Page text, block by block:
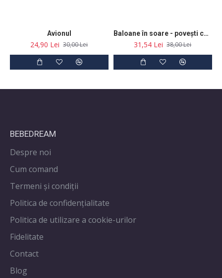
Avionul
24,90 Lei 30,00 Lei
Baloane în soare - povești cu tâlc
31,54 Lei 38,00 Lei
BEBEDREAM
Despre noi
Cum comand
Termeni și condiții
Politica de confidenţialitate
Politica de utilizare a cookie-urilor
Fidelitate
Contact
Blog